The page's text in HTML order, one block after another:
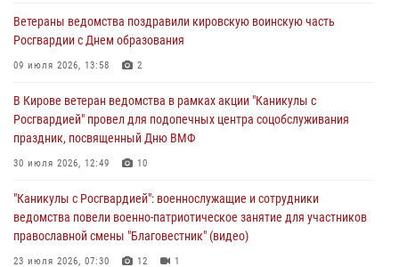
митинге в честь Дня воздушно-десантных войск
03 августа 2026, 08:45
магазина
02 августа 2026, 07:00
1 августа – День дежурной службы войск национальной гвардии
01 августа 2026, 09:39
Ветераны ведомства поздравили кировскую воинскую часть
Росгвардии с Днем образования
09 июля 2026, 13:58 2
В Кирове ветеран ведомства в рамках акции "Каникулы с
Росгвардией" провел для подопечных центра соцобслуживания
праздник, посвященный Дню ВМФ
30 июля 2026, 12:49 10
"Каникулы с Росгвардией": военнослужащие и сотрудники
ведомства повели военно-патриотическое занятие для участников
православной смены "Благовестник" (видео)
23 июля 2026, 07:30 12 1